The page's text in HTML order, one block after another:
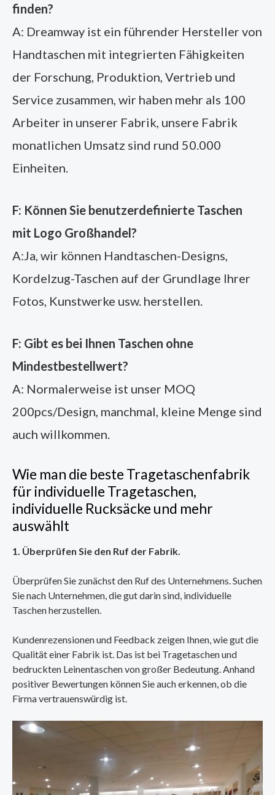
finden?
A: Dreamway ist ein führender Hersteller von
Handtaschen mit integrierten Fähigkeiten
der Forschung, Produktion, Vertrieb und
Service zusammen, wir haben mehr als 100
Arbeiter in unserer Fabrik, unsere Fabrik
monatlichen Umsatz sind rund 50.000
Einheiten.
F: Können Sie benutzerdefinierte Taschen
mit Logo Großhandel?
A:Ja, wir können Handtaschen-Designs,
Kordelzug-Taschen auf der Grundlage Ihrer
Fotos, Kunstwerke usw. herstellen.
F: Gibt es bei Ihnen Taschen ohne
Mindestbestellwert?
A: Normalerweise ist unser MOQ
200pcs/Design, manchmal, kleine Menge sind
auch willkommen.
Wie man die beste Tragetaschenfabrik
für individuelle Tragetaschen,
individuelle Rucksäcke und mehr
auswählt
1. Überprüfen Sie den Ruf der Fabrik.
Überprüfen Sie zunächst den Ruf des Unternehmens. Suchen
Sie nach Unternehmen, die gut darin sind, individuelle
Taschen herzustellen.
Kundenrezensionen und Feedback zeigen Ihnen, wie gut die
Qualität einer Fabrik ist. Das ist bei Tragetaschen und
bedruckten Leinentaschen von großer Bedeutung. Anhand
positiver Bewertungen können Sie auch erkennen, ob die
Firma vertrauenswürdig ist.